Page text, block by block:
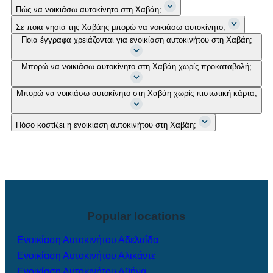
Πώς να νοικιάσω αυτοκίνητο στη Χαβάη;
Σε ποια νησιά της Χαβάης μπορώ να νοικιάσω αυτοκίνητο;
Ποια έγγραφα χρειάζονται για ενοικίαση αυτοκινήτου στη Χαβάη;
Μπορώ να νοικιάσω αυτοκίνητο στη Χαβάη χωρίς προκαταβολή;
Μπορώ να νοικιάσω αυτοκίνητο στη Χαβάη χωρίς πιστωτική κάρτα;
Πόσο κοστίζει η ενοικίαση αυτοκινήτου στη Χαβάη;
Popular locations
Ενοικίαση Αυτοκινήτου Αδελαΐδα
Ενοικίαση Αυτοκινήτου Αλικάντε